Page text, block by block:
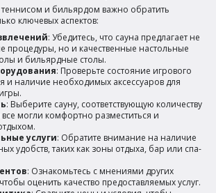
и бильярдом важно обратить
ключевых аспектов:
: Убедитесь, что сауна предлагает не
процедуры, но и качественные настольные
и бильярдные столы.
: Проверьте состояние игрового
и наличие необходимых аксессуаров для
: Выберите сауну, соответствующую количеству
все могли комфортно разместиться и
услуги: Обратите внимание на наличие
удобств, таких как зоны отдыха, бар или спа-
: Ознакомьтесь с мнениями других
оценить качество предоставляемых услуг.